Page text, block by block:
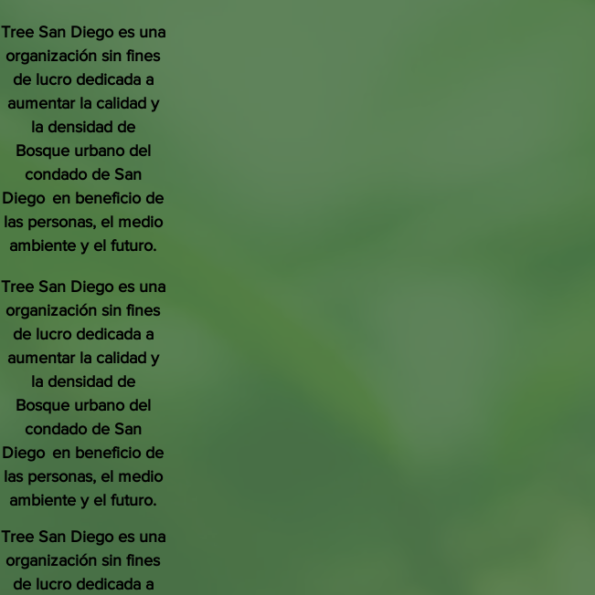
Tree San Diego es una
organización sin fines
de lucro dedicada a
aumentar la calidad y
la densidad de
Bosque urbano del
condado de San
Diego en beneficio de
las personas, el medio
ambiente y el futuro.
Tree San Diego es una
organización sin fines
de lucro dedicada a
aumentar la calidad y
la densidad de
Bosque urbano del
condado de San
Diego en beneficio de
las personas, el medio
ambiente y el futuro.
Tree San Diego es una
organización sin fines
de lucro dedicada a